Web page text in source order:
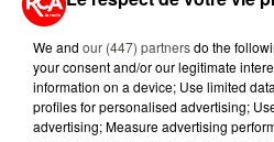
Mon téléphone (facultatif)
We and our (447) partnersdo the
your consent and/or our legitimate
information on a device; Use limited
profiles for personalised advertising;
advertising; Measure advertising